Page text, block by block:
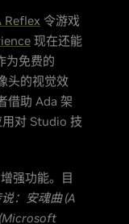
Reflex 令游戏
现在还能
为免费的
头的视觉效
借助 Ada 架
对 Studio 技
强功能。目
：安魂曲 (A